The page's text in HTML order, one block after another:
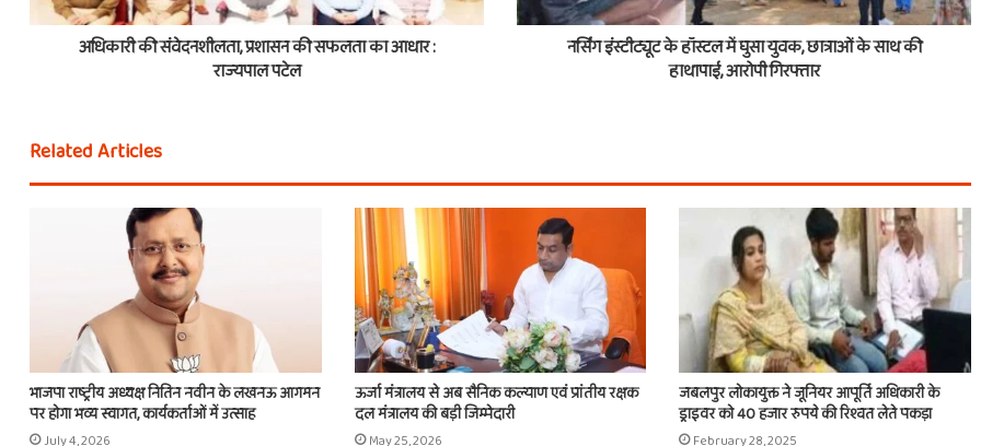
अधिकारी की संवेदनशीलता, प्रशासन की सफलता का आधार :
राज्यपाल पटेल
नर्सिंग इंस्टीट्यूट के हॉस्टल में घुसा युवक, छात्राओं के साथ की
हाथापाई, आरोपी गिरफ्तार
Related Articles
भाजपा राष्ट्रीय अध्यक्ष नितिन नवीन के लखनऊ आगमन
पर होगा भव्य स्वागत, कार्यकर्ताओं में उत्साह
July 4, 2026
ऊर्जा मंत्रालय से अब सैनिक कल्याण एवं प्रांतीय रक्षक
दल मंत्रालय की बड़ी जिम्मेदारी
May 25, 2026
जबलपुर लोकायुक्त ने जूनियर आपूर्ति अधिकारी के
ड्राइवर को 40 हजार रुपये की रिश्वत लेते पकड़ा
February 28, 2025